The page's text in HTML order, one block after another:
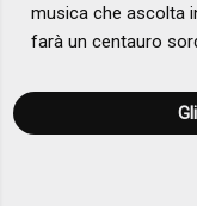
musica che ascolta
farà un centauro